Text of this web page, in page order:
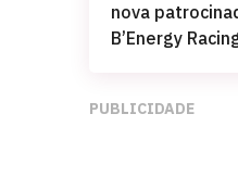
nova
B’Energy
PUBLICIDADE